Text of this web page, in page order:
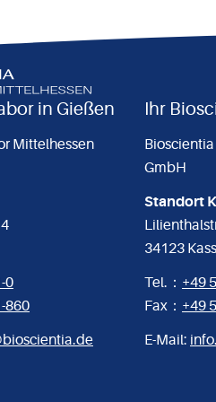
in Gießen
Mittelhessen
0
860
Ihr
GmbH
Standort
34123
Tel.： +49
Fax： +49
E-Mail: